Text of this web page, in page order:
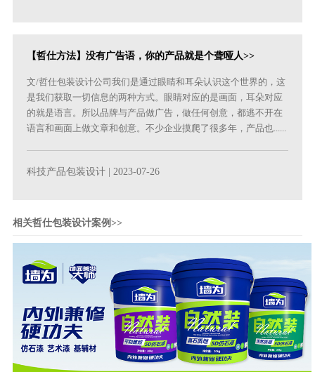
【哲仕方法】没有广告语，你的产品就是个聋哑人>>
文/哲仕包装设计公司我们是通过眼睛和耳朵认识这个世界的，这
是我们获取一切信息的两种方式。眼睛对应的是画面，耳朵对应
的就是语言。所以品牌与产品做广告，做任何创意，都逃不开在
语言和画面上做文章和创意。不少企业摸爬了很多年，产品也......
科技产品包装设计 | 2023-07-26
相关哲仕包装设计案例>>